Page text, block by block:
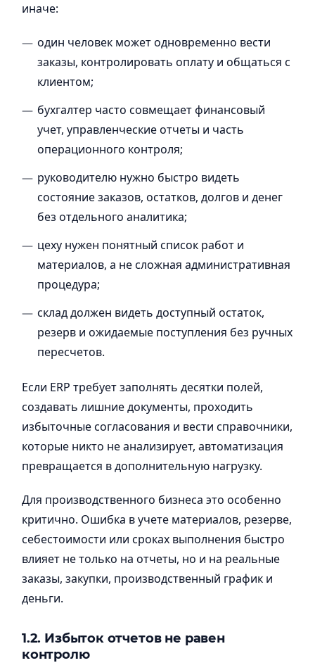
иначе:
один человек может одновременно вести
заказы, контролировать оплату и общаться с
клиентом;
бухгалтер часто совмещает финансовый
учет, управленческие отчеты и часть
операционного контроля;
руководителю нужно быстро видеть
состояние заказов, остатков, долгов и денег
без отдельного аналитика;
цеху нужен понятный список работ и
материалов, а не сложная административная
процедура;
склад должен видеть доступный остаток,
резерв и ожидаемые поступления без ручных
пересчетов.
Если ERP требует заполнять десятки полей,
создавать лишние документы, проходить
избыточные согласования и вести справочники,
которые никто не анализирует, автоматизация
превращается в дополнительную нагрузку.
Для производственного бизнеса это особенно
критично. Ошибка в учете материалов, резерве,
себестоимости или сроках выполнения быстро
влияет не только на отчеты, но и на реальные
заказы, закупки, производственный график и
деньги.
1.2. Избыток отчетов не равен
контролю